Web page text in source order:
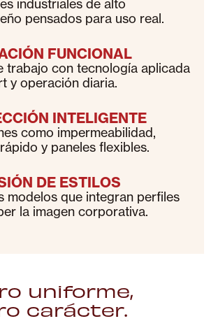
industriales de alto
pensados para uso real.
FUNCIONAL
trabajo con tecnología aplicada
y operación diaria.
INTELIGENTE
como impermeabilidad,
y paneles flexibles.
DE ESTILOS
modelos que integran perfiles
la imagen corporativa.
uniforme,
carácter.